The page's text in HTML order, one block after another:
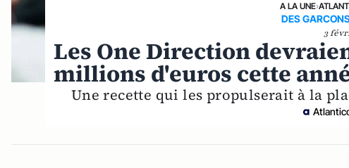
A LA UNE›
DES
3
Les One Direction
millions d'euros cette
Une recette qui les propulserait à la